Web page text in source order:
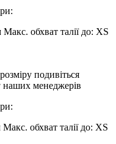
Макс. обхват талії до: XS
подивіться
наших менеджерів
Макс. обхват талії до: XS